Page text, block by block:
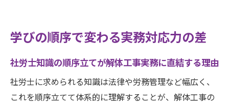
学びの順序で変わる実務対応力の差
社労士知識の順序立てが解体工事実務に直結する理由
社労士に求められる知識は法律や労務管理など幅広く、
これを順序立てて体系的に理解することが、解体工事の